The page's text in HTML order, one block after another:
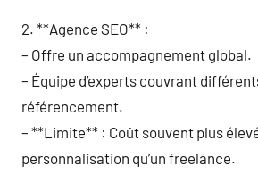
2. **Agence SEO** :
– Offre un accompagnement global.
– Équipe d’experts couvrant
référencement.
– **Limite** : Coût souvent plus
personnalisation qu’un freelance.